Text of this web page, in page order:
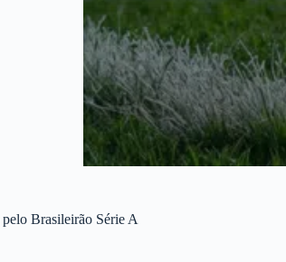
Brasileirão Série A